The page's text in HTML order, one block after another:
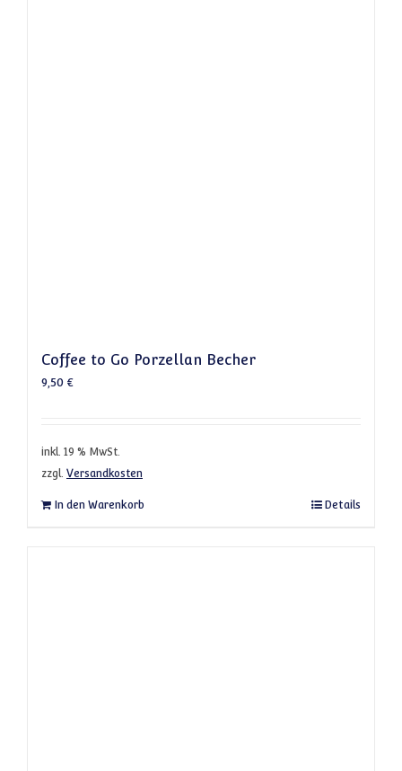
Coffee to Go Porzellan Becher
9,50 €
inkl. 19 % MwSt.
zzgl. Versandkosten
In den Warenkorb Details